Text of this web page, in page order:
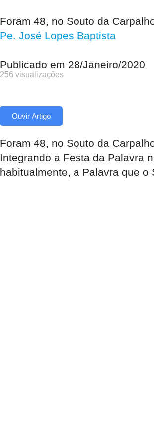
Foram 48, no Souto da
Pe. José Lopes Baptista
Publicado em 28/Janeiro/2020
256 visualizações
Ouvir Artigo
Foram 48, no Souto da
Integrando a Festa da Palavra
habitualmente, a Palavra que